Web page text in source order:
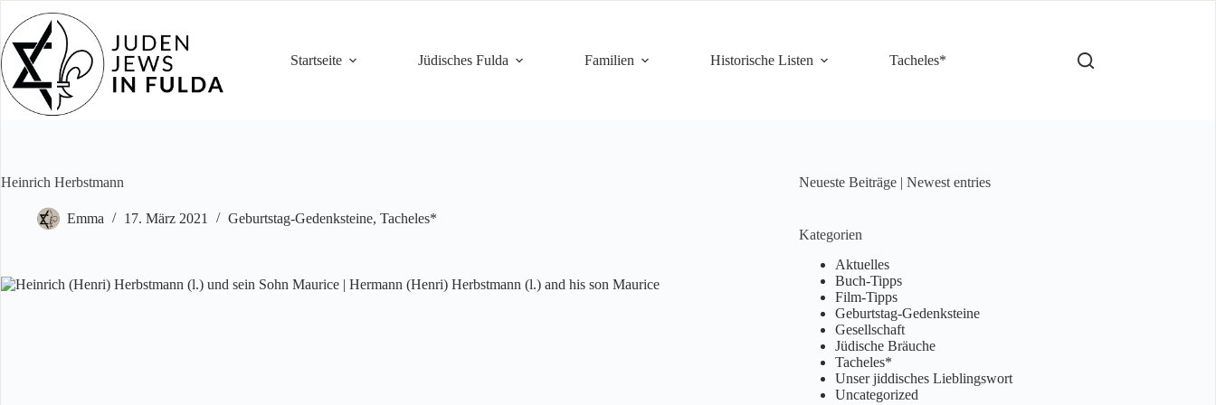
Inhalt
springen
Startseite
Jüdisches Fulda Familien Historische Listen Tacheles*
Heinrich Herbstmann
Emma 17. März 2021 Geburtstag-Gedenksteine, Tacheles*
Neueste Beiträge | Newest entries
Kategorien
Aktuelles
Buch-Tipps
Film-Tipps
Geburtstag-Gedenksteine
Gesellschaft
Jüdische Bräuche
Tacheles*
Unser jiddisches Lieblingswort
Uncategorized